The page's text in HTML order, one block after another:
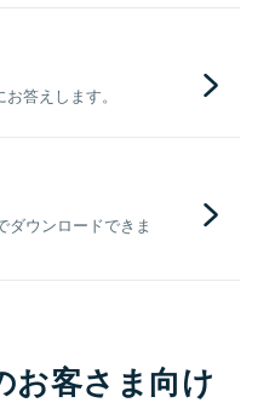
答えします。
ダウンロードできま
お客さま向け